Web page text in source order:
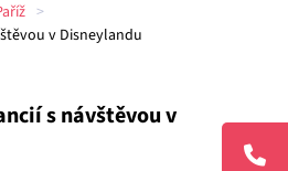
>
v Disneylandu
s návštěvou v